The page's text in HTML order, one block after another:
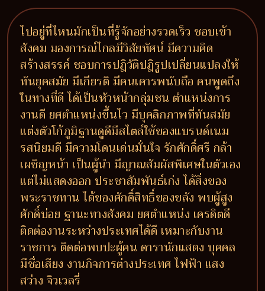
ไปอยู่ที่ไหนมักเป็นที่รู้จักอย่างรวดเร็ว ชอบเข้า
สังคม มองการณ์ไกลมีวิสัยทัศน์ มีความคิด
สร้างสรรค์ ชอบการปฎิวัติปฎิรูปเปลี่ยนแปลงให้
ทันยุคสมัย มีเกียรติ มีคนเคารพนับถือ คนพูดถึง
ในทางที่ดี ได้เป็นหัวหน้ากลุ่มชน ตำแหน่งการ
งานดี ยศตำแหน่งขึ้นไว มีบุคลิกภาพที่ทันสมัย
แต่งตัวโก้ภูมิฐานดูดีมีสไตล์ใช้ของแบรนด์เนม
รสนิยมดี มีความโดนเด่นมั่นใจ รักศักดิ์ศรี กล้า
เผชิญหน้า เป็นผู้นำ มีญาณสัมผัสพิเศษในตัวเอง
แต่ไม่แสดงออก ประชาสัมพันธ์เก่ง ได้สิ่งของ
พระราชทาน ได้ของศักดิ์สิทธิ์ของขลัง พบผู้สูง
ศักดิ์บ่อย ฐานะทางสังคม ยศตำแหน่ง เครดิตดี
ติดต่องานระหว่างประเทศได้ดี เหมาะกับงาน
ราชการ ติดต่อพบปะผู้คน ดารานักแสดง บุคคล
มีชื่อเสียง งานกิจการต่างประเทศ ไฟฟ้า แสง
สว่าง จิวเวลรี่